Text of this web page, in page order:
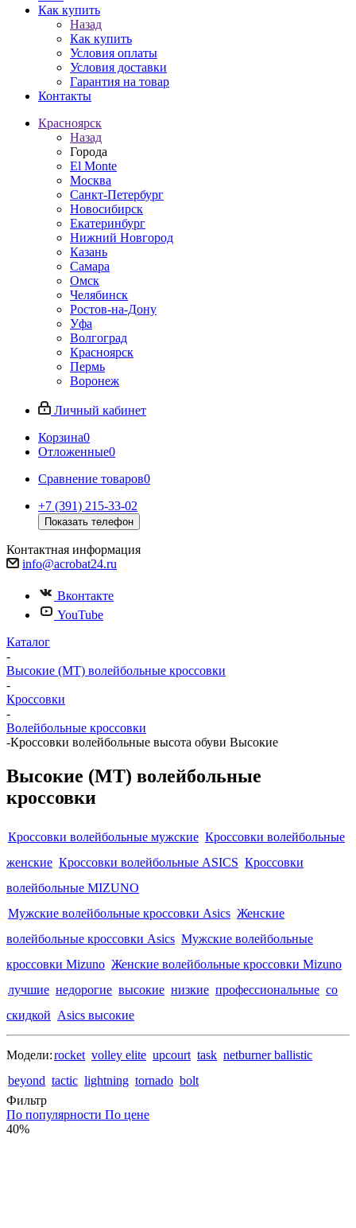
Как купить
Назад
Как купить
Условия оплаты
Условия доставки
Гарантия на товар
Контакты
Красноярск
Назад
Города
El Monte
Москва
Санкт-Петербург
Новосибирск
Екатеринбург
Нижний Новгород
Казань
Самара
Омск
Челябинск
Ростов-на-Дону
Уфа
Волгоград
Красноярск
Пермь
Воронеж
Личный кабинет
Корзина0
Отложенные0
Сравнение товаров0
+7 (391) 215-33-02
Показать телефон
Контактная информация
info@acrobat24.ru
Вконтакте
YouTube
Каталог
-
Высокие (MT) волейбольные кроссовки
-
Кроссовки
-
Волейбольные кроссовки
-Кроссовки волейбольные высота обуви Высокие
Высокие (MT) волейбольные
кроссовки
Кроссовки волейбольные мужские Кроссовки волейбольные
женские Кроссовки волейбольные ASICS Кроссовки
волейбольные MIZUNO
Мужские волейбольные кроссовки Asics Женские
волейбольные кроссовки Asics Мужские волейбольные
кроссовки Mizuno Женские волейбольные кроссовки Mizuno
лучшие недорогие высокие низкие профессиональные со
скидкой Asics высокие
Модели:rocket volley elite upcourt task netburner ballistic
beyond tactic lightning tornado bolt
Фильтр
По популярности По цене
40%